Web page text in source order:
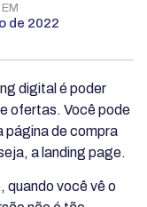
de 2022
digital é poder
ofertas. Você pode
página de compra
a landing page.
quando você vê o